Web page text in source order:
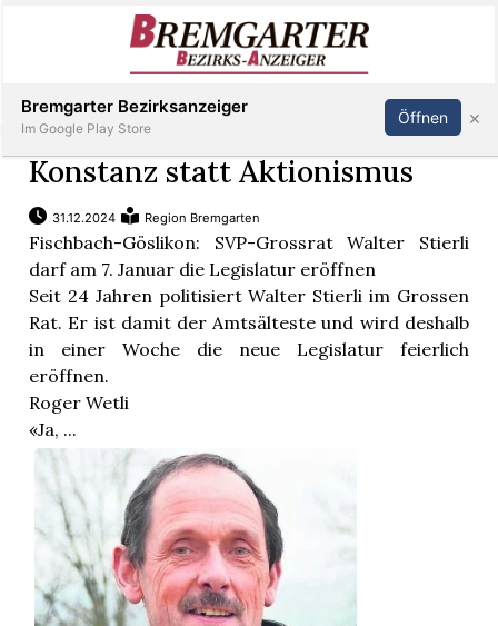
Immobilien
Veranstaltungen
Stellen
E-
Paper
Newsletter
App
Inserieren Abonnieren Anmelden
Konstanz statt Aktionismus
31.12.2024 Region Bremgarten
Fischbach-Göslikon: SVP-Grossrat Walter Stierli
darf am 7. Januar die Legislatur eröffnen
Seit 24 Jahren politisiert Walter Stierli im Grossen
Rat. Er ist damit der Amtsälteste und wird deshalb
in einer Woche die neue Legislatur feierlich
eröffnen.
Roger Wetli
«Ja, ...
Bremgarter Bezirksanzeiger
Im Google Play Store
Öffnen ×